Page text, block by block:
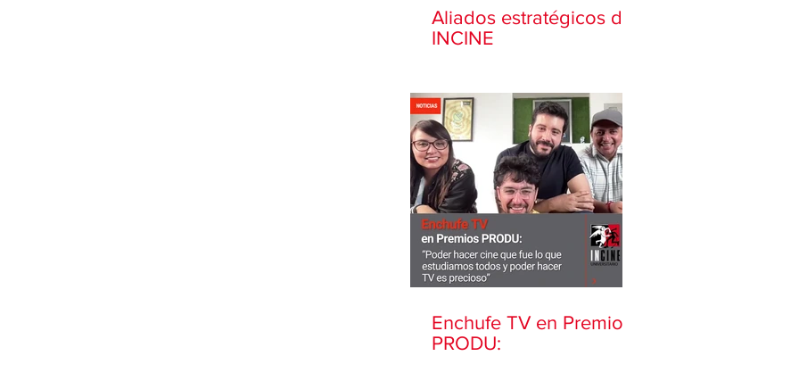
Aliados estratégicos de
INCINE
Enchufe TV en Premios
PRODU: